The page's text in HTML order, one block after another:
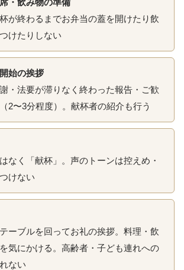
が終わるまでお弁当の蓋を開けたり飲
けたりしない
始の挨拶
・法要が滞りなく終わった報告・ご歓
2〜3分程度）。献杯者の紹介も行う
はなく「献杯」。声のトーンは控えめ・
けない
ーブルを回ってお礼の挨拶。料理・飲
気にかける。高齢者・子ども連れへの
ない